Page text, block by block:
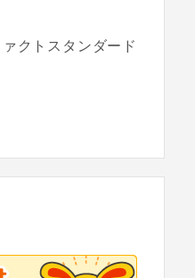
クトスタンダード